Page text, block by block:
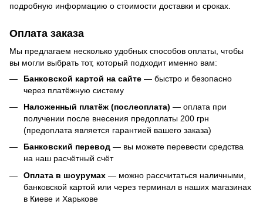
подробную информацию о стоимости доставки и сроках.
Оплата заказа
Мы предлагаем несколько удобных способов оплаты, чтобы
вы могли выбрать тот, который подходит именно вам:
Банковской картой на сайте — быстро и безопасно
через платёжную систему
Наложенный платёж (послеоплата) — оплата при
получении после внесения предоплаты 200 грн
(предоплата является гарантией вашего заказа)
Банковский перевод — вы можете перевести средства
на наш расчётный счёт
Оплата в шоурумах — можно рассчитаться наличными,
банковской картой или через терминал в наших магазинах
в Киеве и Харькове